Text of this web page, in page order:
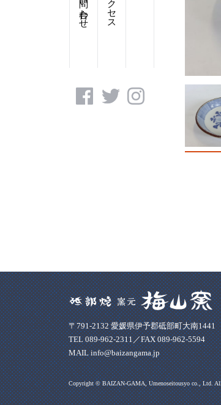
〒791-2132 愛媛県伊予郡砥部町大南1441
TEL 089-962-2311／FAX 089-962-5594
MAIL info@baizangama.jp
Copyright © BAIZAN-GAMA, Umenoseitousyo co., Ltd.